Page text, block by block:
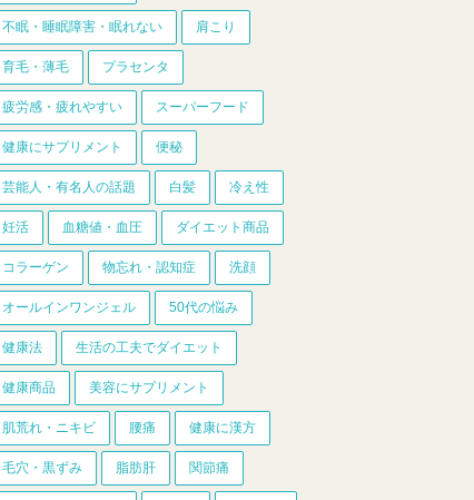
不眠・睡眠障害・眠れない 肩こり
育毛・薄毛 プラセンタ
疲労感・疲れやすい スーパーフード
健康にサプリメント 便秘
芸能人・有名人の話題 白髪 冷え性
妊活 血糖値・血圧 ダイエット商品
コラーゲン 物忘れ・認知症 洗顔
オールインワンジェル 50代の悩み
健康法 生活の工夫でダイエット
健康商品 美容にサプリメント
肌荒れ・ニキビ 腰痛 健康に漢方
毛穴・黒ずみ 脂肪肝 関節痛